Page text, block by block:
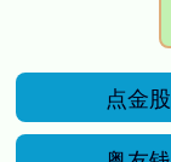
点金股